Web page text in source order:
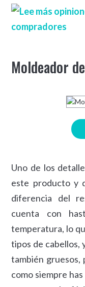
compradores
Moldeador
Uno de los
este producto y
diferencia del
cuenta con
temperatura, lo
tipos de cabellos,
también gruesos,
como siempre